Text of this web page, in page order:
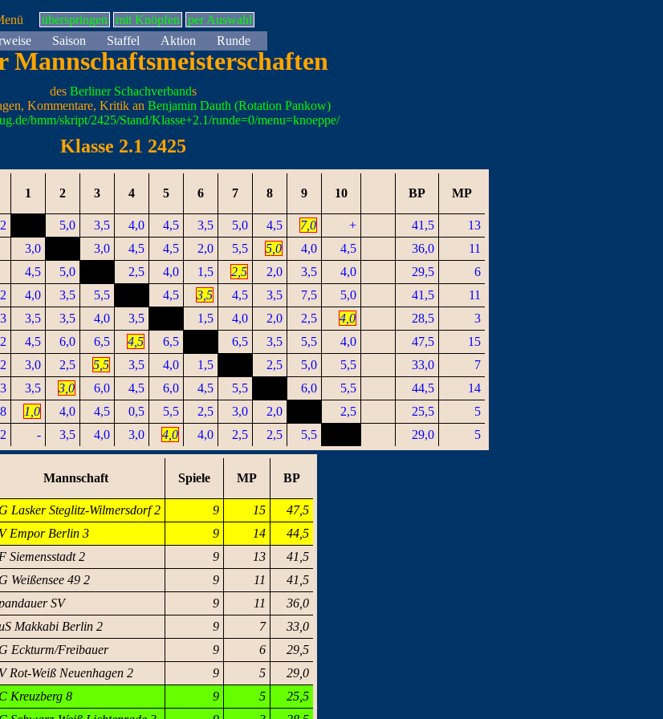
überspringen mit Knöpfen
per Auswahl
Saison Staffel Aktion Runde
Mannschaftsmeisterschaften
desBerliner Schachverbands
Kommentare, Kritik anBenjamin Dauth (Rotation Pankow)
bmm/skript/2425/Stand/Klasse+2.1/runde=0/menu=knoeppe/
Klasse 2.1 2425
1 2 3 4 5 6 7 8 9 10 BP MP
2 5,0 3,5 4,0 4,5 3,5 5,0 4,5 7,0 + 41,5
13
3,0 3,0 4,5 4,5 2,0 5,5 5,0 4,0 4,5 36,0
11
4,5 5,0 2,5 4,0 1,5 2,5 2,0 3,5 4,0 29,5
6
2 4,0 3,5 5,5 4,5 3,5 4,5 3,5 7,5 5,0 41,5
11
3 3,5 3,5 4,0 3,5 1,5 4,0 2,0 2,5 4,0 28,5
3
2 4,5 6,0 6,5 4,5 6,5 6,5 3,5 5,5 4,0 47,5
15
2 3,0 2,5 5,5 3,5 4,0 1,5 2,5 5,0 5,5 33,0
7
3 3,5 3,0 6,0 4,5 6,0 4,5 5,5 6,0 5,5 44,5
14
8 1,0 4,0 4,5 0,5 5,5 2,5 3,0 2,0 2,5 25,5
5
2 - 3,5 4,0 3,0 4,0 4,0 2,5 2,5 5,5 29,0 5
Mannschaft Spiele MP BP
Lasker Steglitz-Wilmersdorf 2 9 15
47,5
Empor Berlin 3 9 14
44,5
Siemensstadt 2 9 13
41,5
Weißensee 49 2 9 11
41,5
SV 9 11
36,0
Makkabi Berlin 2 9 7
33,0
Eckturm/Freibauer 9 6
29,5
Rot-Weiß Neuenhagen 2 9 5
29,0
Kreuzberg 8 9 5
25,5